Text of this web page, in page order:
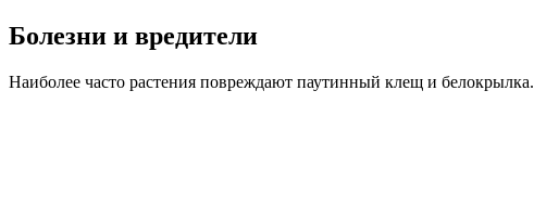
Болезни и вредители
Наиболее часто растения повреждают паутинный клещ и белокрылка.